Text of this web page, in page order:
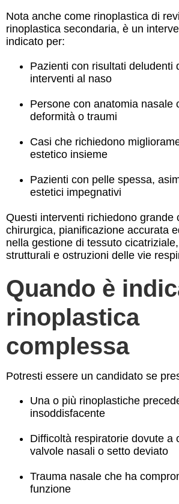
Nota anche come rinoplastica di
rinoplastica secondaria, è un
indicato per:
Pazienti con risultati deludenti
interventi al naso
Persone con anatomia nasale
deformità o traumi
Casi che richiedono
estetico insieme
Pazienti con pelle spessa,
estetici impegnativi
Questi interventi richiedono grande
chirurgica, pianificazione accurata
nella gestione di tessuto
strutturali e ostruzioni delle vie
Quando è
rinoplastica
complessa
Potresti essere un candidato se
Una o più rinoplastiche
insoddisfacente
Difficoltà respiratorie dovute a
valvole nasali o setto deviato
Trauma nasale che ha
funzione